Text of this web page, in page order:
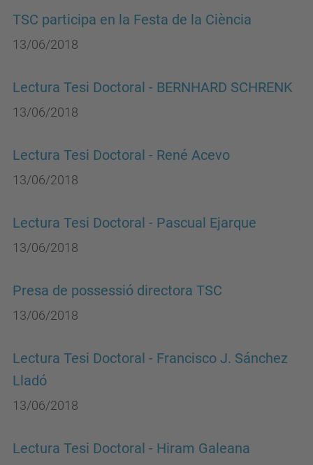
TSC participa en la Festa de la Ciència
13/06/2018
Lectura Tesi Doctoral - BERNHARD SCHRENK
13/06/2018
Lectura Tesi Doctoral - René Acevo
13/06/2018
Lectura Tesi Doctoral - Pascual Ejarque
13/06/2018
Presa de possessió directora TSC
13/06/2018
Lectura Tesi Doctoral - Francisco J. Sánchez
Lladó
13/06/2018
Lectura Tesi Doctoral - Hiram Galeana